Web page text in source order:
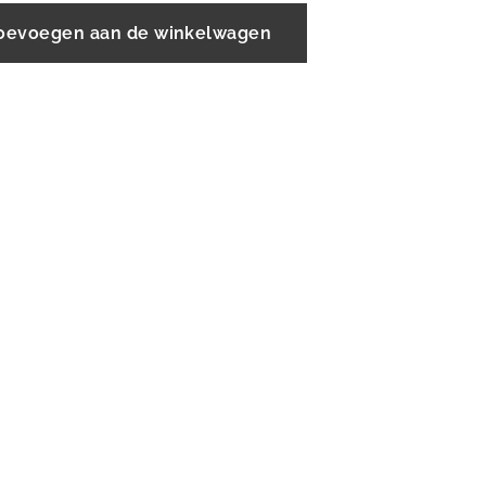
aan de winkelwagen